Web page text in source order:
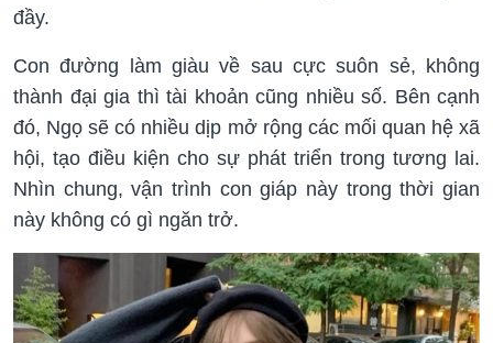
đầy.
Con đường làm giàu về sau cực suôn sẻ, không
thành đại gia thì tài khoản cũng nhiều số. Bên cạnh
đó, Ngọ sẽ có nhiều dịp mở rộng các mối quan hệ xã
hội, tạo điều kiện cho sự phát triển trong tương lai.
Nhìn chung, vận trình con giáp này trong thời gian
này không có gì ngăn trở.